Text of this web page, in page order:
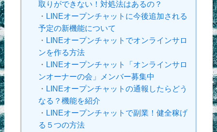
取りができない！対処法はあるの？
・ LINEオープンチャットに今後追加される
予定の新機能について
・ LINEオープンチャットでオンラインサロ
ンを作る方法
・ LINEオープンチャット「オンラインサロ
ンオーナーの会」メンバー募集中
・ LINEオープンチャットの通報したらどう
なる？機能を紹介
・ LINEオープンチャットで副業！健全稼げ
る５つの方法